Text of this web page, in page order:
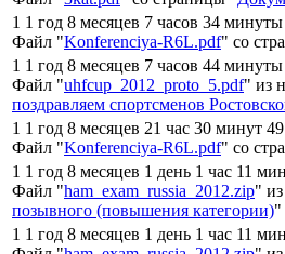
1 1 год 8 месяцев 7 часов 34 минуты
Файл "Konferenciya-R6L.pdf" со
1 1 год 8 месяцев 7 часов 44 минуты
Файл "uhfcup_2012_proto_5.pdf" из
поздравляем спортсменов
1 1 год 8 месяцев 21 час 30 минут
Файл "Konferenciya-R6L.pdf" со
1 1 год 8 месяцев 1 день 1 час 11
Файл "ham_exam_russia_2012.zip"
позывного (повышения категории)"
1 1 год 8 месяцев 1 день 1 час 11